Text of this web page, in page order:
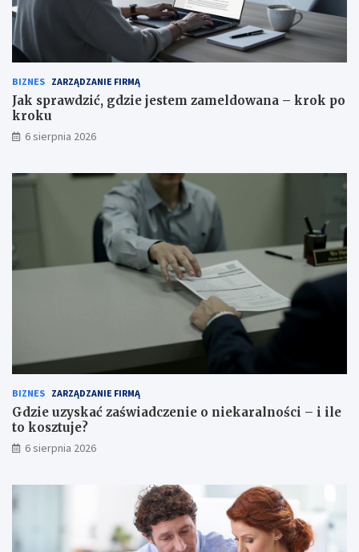
BIZNES ZARZĄDZANIE FIRMĄ
Jak sprawdzić, gdzie jestem zameldowana – krok po
kroku
6 sierpnia 2026
BIZNES ZARZĄDZANIE FIRMĄ
Gdzie uzyskać zaświadczenie o niekaralności – i ile
to kosztuje?
6 sierpnia 2026